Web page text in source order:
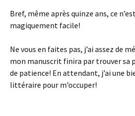
Bref, même après quinze ans, ce
magiquement facile!
Ne vous en faites pas, j’ai assez de
mon manuscrit finira par trouver sa
de patience! En attendant, j’ai une
littéraire pour m’occuper!